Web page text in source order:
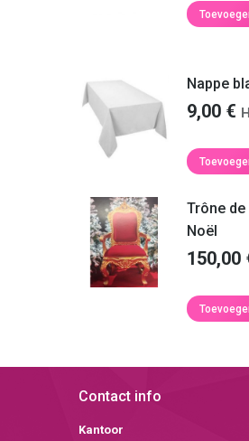
Nappe
9,00 €
Trône
Noël
150,00
Contact info
Kantoor